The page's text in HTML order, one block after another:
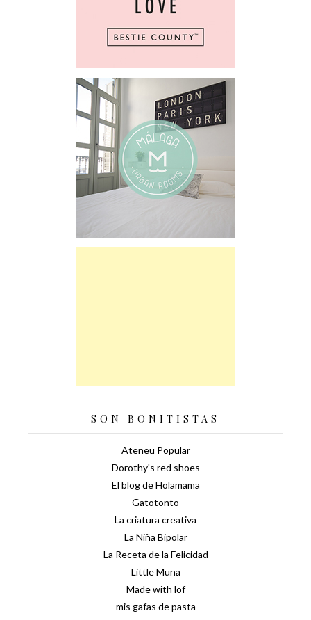
SON BONITISTAS
Ateneu Popular
Dorothy's red shoes
El blog de Holamama
Gatotonto
La criatura creativa
La Niña Bipolar
La Receta de la Felicidad
Little Muna
Made with lof
mis gafas de pasta